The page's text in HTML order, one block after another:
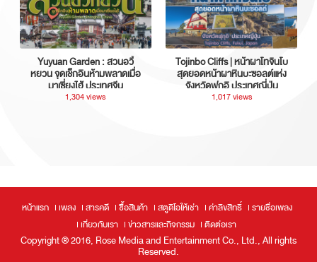
Yuyuan Garden : สวนอวี้
หยวน จุดเช็กอินห้ามพลาดเมื่อ
มาเซี่ยงไฮ้ ประเทศจีน
1,304 views
Tojinbo Cliffs | หน้าผาโทจินโบ
สุดยอดหน้าผาหินบะซอลต์แห่ง
จังหวัดฟุกุอิ ประเทศญี่ปุ่น
1,017 views
หน้าแรก เพลง สารคดี ซื้อสินค้า สตูดิโอให้เช่า ค่าลิขสิทธิ์
รายชื่อเพลง
เกี่ยวกับเรา
ข่าวสารและกิจกรรม ติดต่อเรา
Copyright ® 2016, Rose Media and Entertainment Co., Ltd., All rights
Reserved.